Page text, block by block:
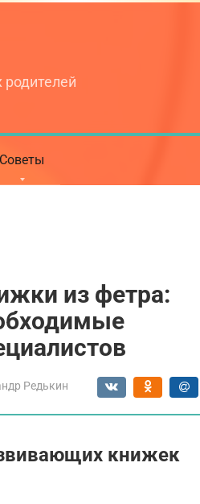
Советы
из фетра:
Редькин
книжек